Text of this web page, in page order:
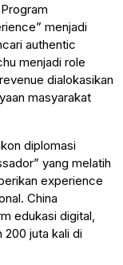
menjadi
authentic
menjadi role
dialokasikan
masyarakat
diplomasi
yang melatih
experience
China
edukasi digital,
200 juta kali di